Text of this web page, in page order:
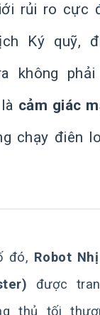
rủi ro cực
Ký quỹ,
không
cảm giác
chạy điên
đó, Robot
được
thủ tối